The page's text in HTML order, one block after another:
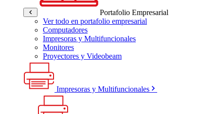
Portafolio Empresarial
Ver todo en portafolio empresarial
Computadores
Impresoras y Multifuncionales
Monitores
Proyectores y Videobeam
Impresoras y Multifuncionales